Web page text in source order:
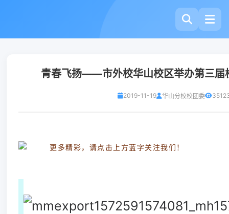
青春飞扬——市外校华山校区举办第三届
2019-11-19 华山分校校团委
更多精彩，请点击上方蓝字关注我们！